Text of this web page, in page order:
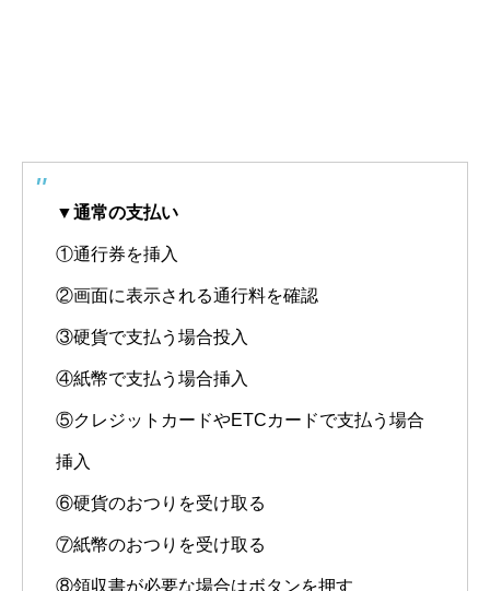
▼通常の支払い
①通行券を挿入
②画面に表示される通行料を確認
③硬貨で支払う場合投入
④紙幣で支払う場合挿入
⑤クレジットカードやETCカードで支払う場合
挿入
⑥硬貨のおつりを受け取る
⑦紙幣のおつりを受け取る
⑧領収書が必要な場合はボタンを押す